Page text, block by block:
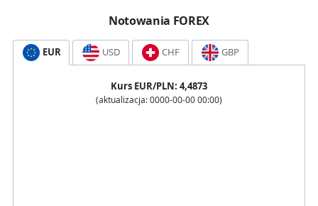
Notowania FOREX
EUR USD CHF GBP
Kurs EUR/PLN: 4,4873
(aktualizacja: 0000-00-00 00:00)